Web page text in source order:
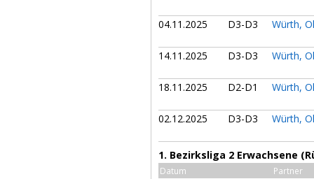
04.11.2025 D3-D3 Würth,
14.11.2025 D3-D3 Würth,
18.11.2025 D2-D1 Würth,
02.12.2025 D3-D3 Würth,
1. Bezirksliga 2 Erwachsene
Datum Partner